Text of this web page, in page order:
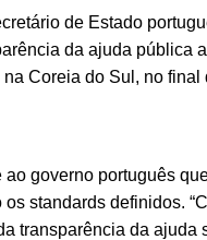
de Estado
da ajuda pública
Coreia do Sul, no final
governo português
standards definidos.
transparência da ajuda